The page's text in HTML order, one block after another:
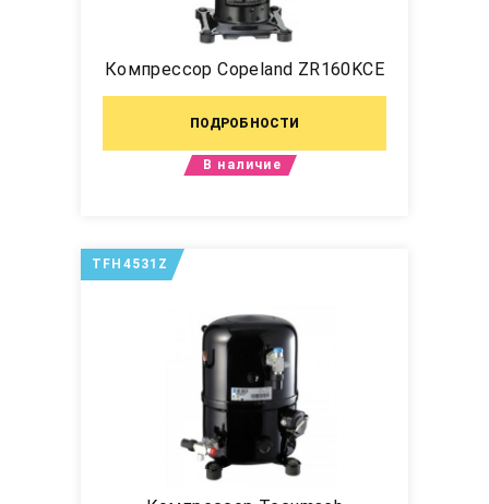
Компрессор Copeland ZR160KCE
ПОДРОБНОСТИ
В наличие
TFH4531Z